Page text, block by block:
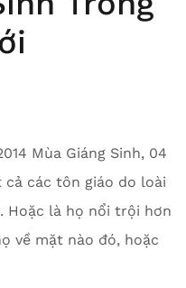
Mùa Giáng Sinh, 04
cả các tôn giáo do loài
Hoặc là họ nổi trội hơn
về mặt nào đó, hoặc